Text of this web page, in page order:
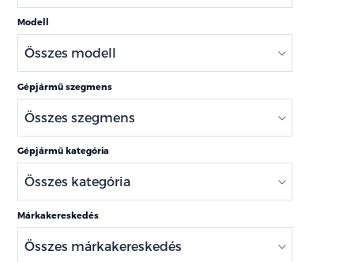
Modell
Gépjármű szegmens
Gépjármű kategória
Márkakereskedés